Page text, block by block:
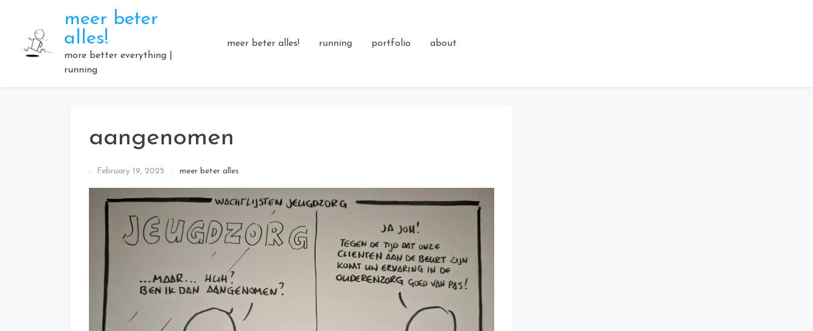
content
meer beter
alles!
more better everything |
running
meer beter alles! running portfolio about
aangenomen
ByFebruary 19, 2025 meer beter alles